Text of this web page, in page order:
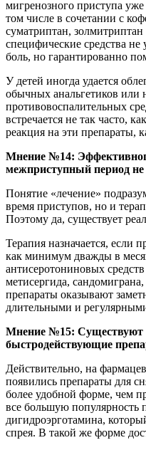
мигренозного приступа
том числе в сочетании с
суматриптан,
специфические средства
боль, но гарантированно
У детей иногда удается
обычных анальгетиков или
противовоспалительных
встречается не так часто,
реакция на эти препараты,
Мнение №14:
межприступный период не
Понятие «лечение»
время приступов, но и
Поэтому да, существует
Терапия назначается, если
как минимум дважды в
антисеротониновых
метисергида,
препараты оказывают
длительными и
Мнение №15: Существуют
быстродействующие
Действительно, на
появились препараты для
более удобной форме, чем
все большую популярность
дигидроэрготамина,
спрея. В такой же форме